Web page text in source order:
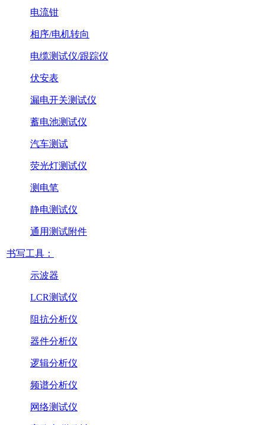
电流钳
相序/电机转向
电缆测试仪/跟踪仪
伏安表
漏电开关测试仪
蓄电池测试仪
汽车测试
荧光灯测试仪
测电笔
静电测试仪
通用测试附件
书写工具：
示波器
LCR测试仪
阻抗分析仪
器件分析仪
逻辑分析仪
频谱分析仪
网络测试仪